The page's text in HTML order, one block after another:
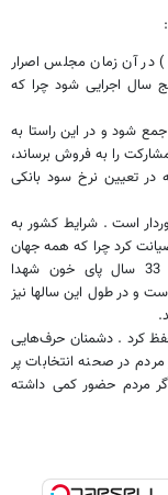
) در آن زمان مجلس اصرار
سال اجرایی شود چرا که
شود و در این راستا به
تومان اوراق مشارکت را به فروش برساند،
در تعیین نرخ سود بانکی
است . شرایط کشور به
کرد چرا که همه جهان
چشم به انتخابات ایران دوخته‌اند.ملت ایران 33 سال پای خون شهدا
است و در طول این سالها نیز
کرد . دشمنان حرف‌هایی
در صحنه انتخابات پر
مردم حضور کمی داشته